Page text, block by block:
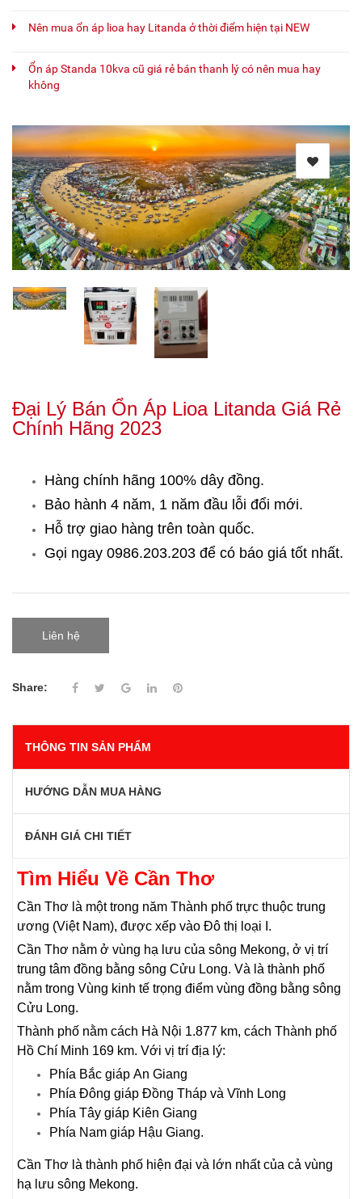
Nên mua ổn áp lioa hay Litanda ở thời điểm hiện tại NEW
Ổn áp Standa 10kva cũ giá rẻ bán thanh lý có nên mua hay
không
Đại Lý Bán Ổn Áp Lioa Litanda Giá Rẻ
Chính Hãng 2023
Hàng chính hãng 100% dây đồng.
Bảo hành 4 năm, 1 năm đầu lỗi đổi mới.
Hỗ trợ giao hàng trên toàn quốc.
Gọi ngay 0986.203.203 để có báo giá tốt nhất.
Liên hệ
Share:
THÔNG TIN SẢN PHẨM
HƯỚNG DẪN MUA HÀNG
ĐÁNH GIÁ CHI TIẾT
Tìm Hiểu Về Cần Thơ
Cần Thơ là một trong năm Thành phố trực thuộc trung
ương (Việt Nam), được xếp vào Đô thị loại I.
Cần Thơ nằm ở vùng hạ lưu của sông Mekong, ở vị trí
trung tâm đồng bằng sông Cửu Long. Và là thành phố
nằm trong Vùng kinh tế trọng điểm vùng đồng bằng sông
Cửu Long.
Thành phố nằm cách Hà Nội 1.877 km, cách Thành phố
Hồ Chí Minh 169 km. Với vị trí địa lý:
Phía Bắc giáp An Giang
Phía Đông giáp Đồng Tháp và Vĩnh Long
Phía Tây giáp Kiên Giang
Phía Nam giáp Hậu Giang.
Cần Thơ là thành phố hiện đại và lớn nhất của cả vùng
hạ lưu sông Mekong.